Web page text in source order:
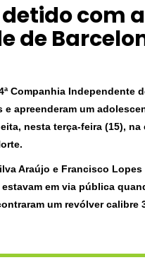
detido com
de
Companhia Independente
e apreenderam um
nesta terça-feira (15),
Araújo e Francisco
em via pública
um revólver calibre